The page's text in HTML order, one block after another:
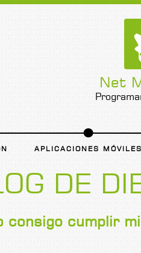
Net
APLICACIONES MÓVILES
DE
consigo cumplir